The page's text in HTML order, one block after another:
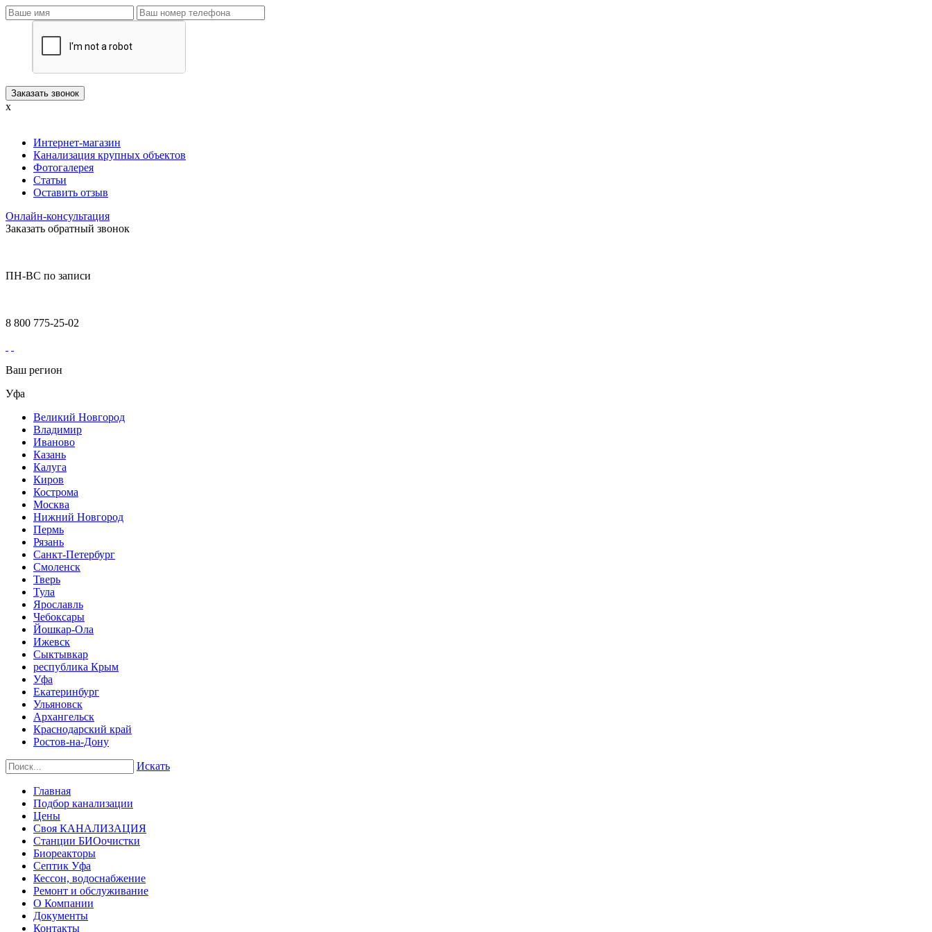
x
Интернет-магазин
Канализация крупных объектов
Фотогалерея
Статьи
Оставить отзыв
Онлайн-консультация
Заказать обратный звонок
ПН-ВС по записи
8 800 775-25-02
Ваш регион
Уфа
Великий Новгород
Владимир
Иваново
Казань
Калуга
Киров
Кострома
Москва
Нижний Новгород
Пермь
Рязань
Санкт-Петербург
Смоленск
Тверь
Тула
Ярославль
Чебоксары
Йошкар-Ола
Ижевск
Сыктывкар
республика Крым
Уфа
Екатеринбург
Ульяновск
Архангельск
Краснодарский край
Ростов-на-Дону
Искать
Главная
Подбор канализации
Цены
Своя КАНАЛИЗАЦИЯ
Станции БИОочистки
Биореакторы
Септик Уфа
Кессон, водоснабжение
Ремонт и обслуживание
О Компании
Документы
Контакты